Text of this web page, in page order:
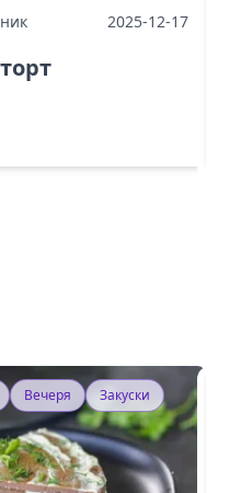
2025-12-17
Вечеря Закуски